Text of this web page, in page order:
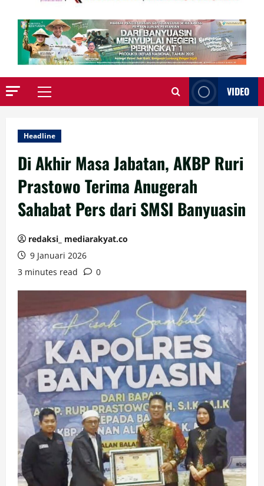
Primary
VIDEO
Headline
Di Akhir Masa Jabatan, AKBP Ruri
Prastowo Terima Anugerah
Sahabat Pers dari SMSI Banyuasin
redaksi_ mediarakyat.co
9 Januari 2026
3 minutes read
0